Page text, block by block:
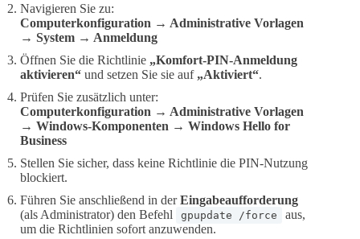
Navigieren Sie zu:
Computerkonfiguration → Administrative Vorlagen
→ System → Anmeldung
Öffnen Sie die Richtlinie „Komfort-PIN-Anmeldung
aktivieren“ und setzen Sie sie auf „Aktiviert“.
Prüfen Sie zusätzlich unter:
Computerkonfiguration → Administrative Vorlagen
→ Windows-Komponenten → Windows Hello for
Business
Stellen Sie sicher, dass keine Richtlinie die PIN-Nutzung
blockiert.
Führen Sie anschließend in derEingabeaufforderung
(als Administrator) den Befehl
gpupdate /force
aus,
um die Richtlinien sofort anzuwenden.